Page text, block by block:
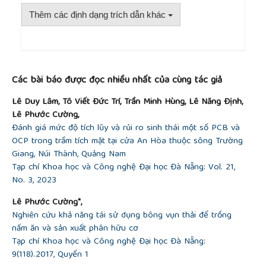
Thêm các định dạng trích dẫn khác
Các bài báo được đọc nhiều nhất của cùng tác giả
Lê Duy Lâm, Tô Viết Đức Trí, Trần Minh Hùng, Lê Năng Định,
Lê Phước Cường,
Đánh giá mức độ tích lũy và rủi ro sinh thái một số PCB và
OCP trong trầm tích mặt tại cửa An Hòa thuộc sông Trường
Giang, Núi Thành, Quảng Nam
Tạp chí Khoa học và Công nghệ Đại học Đà Nẵng: Vol. 21,
No. 3, 2023
Lê Phước Cường*,
Nghiên cứu khả năng tái sử dụng bông vụn thải để trồng
nấm ăn và sản xuất phân hữu cơ
Tạp chí Khoa học và Công nghệ Đại học Đà Nẵng:
9(118).2017, Quyển 1